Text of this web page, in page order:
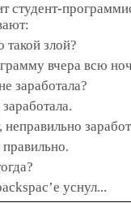
студент-
такой злой?
вчера всю
заработала?
уснул...